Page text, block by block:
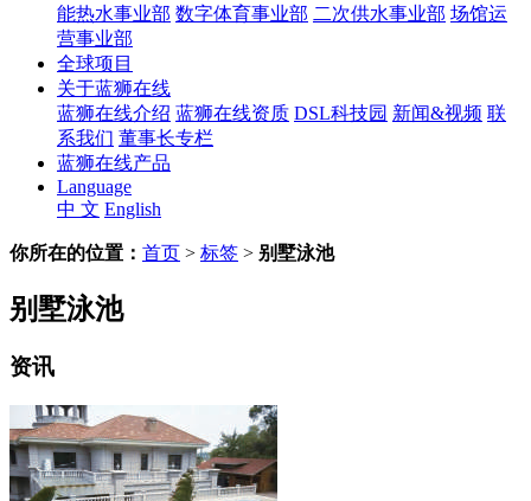
能热水事业部 数字体育事业部 二次供水事业部 场馆运
营事业部
全球项目
关于蓝狮在线
蓝狮在线介绍 蓝狮在线资质 DSL科技园 新闻&视频 联
系我们 董事长专栏
蓝狮在线产品
Language
中 文 English
你所在的位置： 首页 > 标签 > 别墅泳池
别墅泳池
资讯